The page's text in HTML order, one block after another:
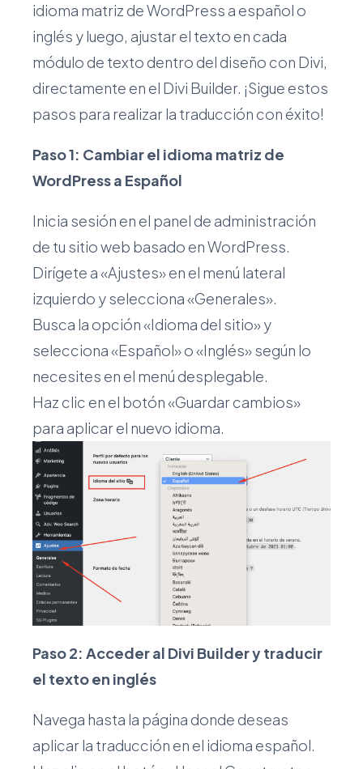
idioma matriz de WordPress a español o
inglés y luego, ajustar el texto en cada
módulo de texto dentro del diseño con Divi,
directamente en el Divi Builder. ¡Sigue estos
pasos para realizar la traducción con éxito!
Paso 1: Cambiar el idioma matriz de
WordPress a Español
Inicia sesión en el panel de administración
de tu sitio web basado en WordPress.
Dirígete a «Ajustes» en el menú lateral
izquierdo y selecciona «Generales».
Busca la opción «Idioma del sitio» y
selecciona «Español» o «Inglés» según lo
necesites en el menú desplegable.
Haz clic en el botón «Guardar cambios»
para aplicar el nuevo idioma.
Paso 2: Acceder al Divi Builder y traducir
el texto en inglés
Navega hasta la página donde deseas
aplicar la traducción en el idioma español.